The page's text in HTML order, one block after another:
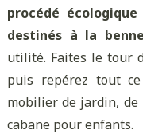
procédé
destinés à la benne
utilité. Faites le tour
puis repérez tout
mobilier de jardin,
cabane pour enfants.